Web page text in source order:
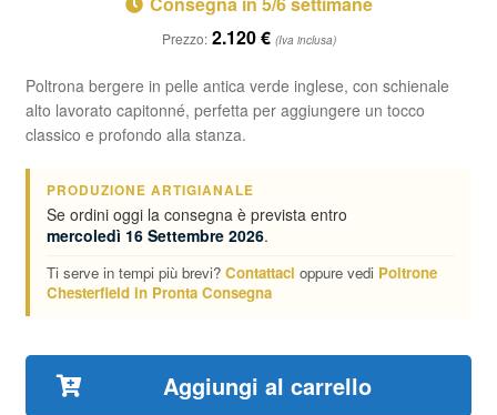
Prezzo: 2.120€ (Iva inclusa)
Poltrona bergere in pelle antica verde inglese, con schienale
alto lavorato capitonné, perfetta per aggiungere un tocco
classico e profondo alla stanza.
PRODUZIONE ARTIGIANALE
Se ordini oggi la consegna è prevista entro
mercoledì 16 Settembre 2026.
Ti serve in tempi più brevi? Contattaci oppure vedi Poltrone
Chesterfield in Pronta Consegna
Aggiungi al carrello